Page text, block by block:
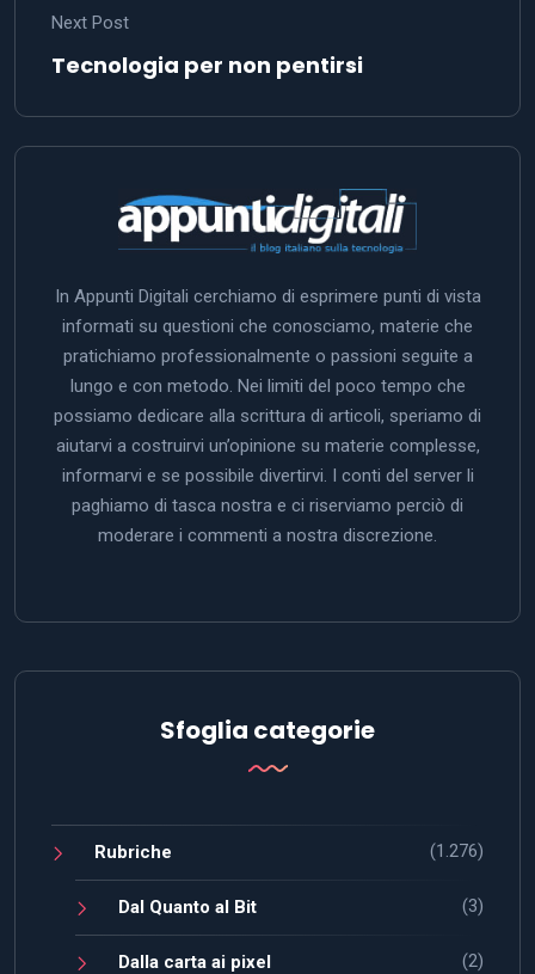
Next Post
Tecnologia per non pentirsi
In Appunti Digitali cerchiamo di esprimere punti di vista
informati su questioni che conosciamo, materie che
pratichiamo professionalmente o passioni seguite a
lungo e con metodo. Nei limiti del poco tempo che
possiamo dedicare alla scrittura di articoli, speriamo di
aiutarvi a costruirvi un’opinione su materie complesse,
informarvi e se possibile divertirvi. I conti del server li
paghiamo di tasca nostra e ci riserviamo perciò di
moderare i commenti a nostra discrezione.
Sfoglia categorie
Rubriche (1.276)
Dal Quanto al Bit (3)
Dalla carta ai pixel (2)